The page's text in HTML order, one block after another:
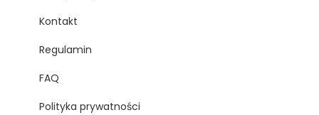
Kontakt
Regulamin
FAQ
Polityka prywatności